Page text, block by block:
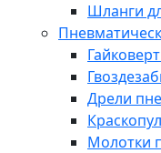
Шланги
Дрели
Молотки